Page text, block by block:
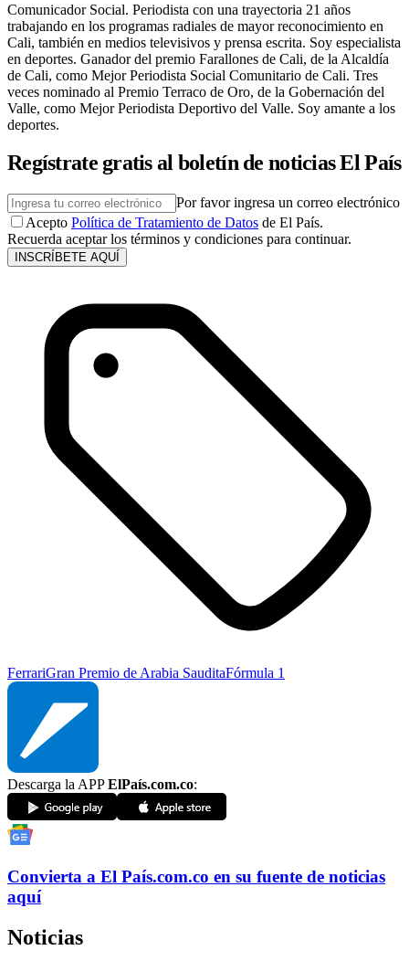
Comunicador Social. Periodista con una trayectoria 21 años
trabajando en los programas radiales de mayor reconocimiento en
Cali, también en medios televisivos y prensa escrita. Soy especialista
en deportes. Ganador del premio Farallones de Cali, de la Alcaldía
de Cali, como Mejor Periodista Social Comunitario de Cali. Tres
veces nominado al Premio Terraco de Oro, de la Gobernación del
Valle, como Mejor Periodista Deportivo del Valle. Soy amante a los
deportes.
Regístrate gratis al boletín de noticias El País
Por favor ingresa un correo electrónico
Acepto Política de Tratamiento de Datos de El País.
Recuerda aceptar los términos y condiciones para continuar.
INSCRÍBETE AQUÍ
FerrariGran Premio de Arabia SauditaFórmula 1
Descarga la APPElPaís.com.co:
Convierta a El País.com.co en su fuente de noticias
aquí
Noticias